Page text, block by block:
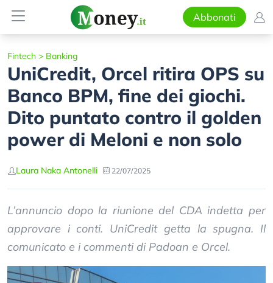
Abbonati
Fintech > Banking
UniCredit, Orcel ritira OPS su
Banco BPM, fine dei giochi.
Dito puntato contro il golden
power di Meloni e non solo
Laura Naka Antonelli 22/07/2025
L’annuncio dopo la riunione del CDA indetta per
approvare i conti. UniCredit getta la spugna. Il
comunicato e i commenti di Padoan e Orcel.